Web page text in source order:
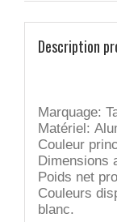
Description
Marquage:
Matériel:
Couleur
Dimensions
Poids net
Couleurs
blanc.